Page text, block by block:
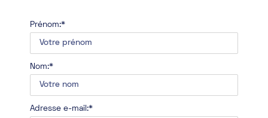
Prénom:*
Nom:*
Adresse e-mail:*